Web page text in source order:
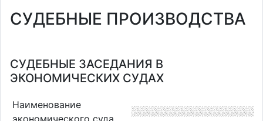
СУДЕБНЫЕ ПРОИЗВОДСТВА
СУДЕБНЫЕ ЗАСЕДАНИЯ В
ЭКОНОМИЧЕСКИХ СУДАХ
Наименование
экономического суда